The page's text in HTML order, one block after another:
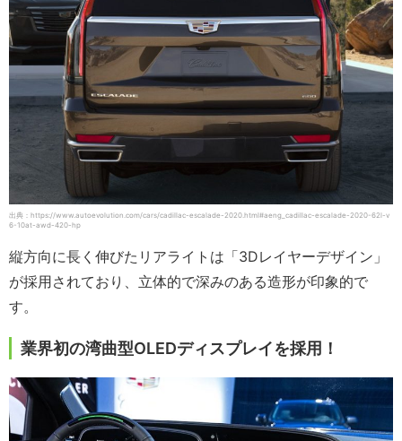
出典：https://www.autoevolution.com/cars/cadillac-escalade-2020.html#aeng_cadillac-escalade-2020-62l-v
6-10at-awd-420-hp
縦方向に長く伸びたリアライトは「3Dレイヤーデザイン」
が採用されており、立体的で深みのある造形が印象的で
す。
業界初の湾曲型OLEDディスプレイを採用！